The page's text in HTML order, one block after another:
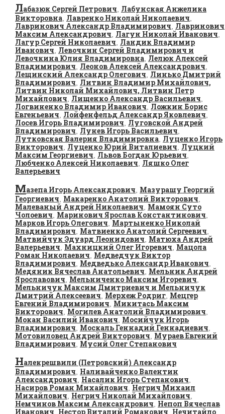
Лабазюк Сергей Петрович, Лабунская Анжелика
Викторовна, Лавренко Николай Николаевич,
Лавринович Александр Владимирович, Лавринович
Максим Александрович, Лагун Николай Иванович,
Лагур Сергей Николаевич, Ландик Владимир
Иванович, Левочкин Сергей Владимирович и
Левочкина Юлия Владимировна, Лелюк Алексей
Владимирович, Леонов Алексей Александрович,
Лещинский Александр Олегович, Линько Дмитрий
Владимирович, Литвин Владимир Михайлович,
Литвин Николай Михайлович, Литвин Петр
Михайлович, Лищенко Александр Васильевич,
Логвиненко Владимир Иванович, Ложкин Борис
Евгеньевич, Лойфенфельд Александр Яковлевич,
Лосев Игорь Владимирович, Луговской Андрей
Владимирович, Лунев Игорь Васильевич,
Лутковская Валерия Владимировна, Луценко Игорь
Викторович, Луценко Юрий Виталиевич, Луцкий
Максим Георгиевич, Львов Богдан Юрьевич,
Любченко Алексей Николаевич, Ляшко Олег
Валерьевич
Мазепа Игорь Александрович, Мазурашу Георгий
Георгиевич, Макаренко Анатолий Викторович,
Малеваный Андрей Николаевич, Мамоян Суто
Чолоевич, Маринович Ярослав Константинович,
Марков Игорь Олегович, Мартыненко Николай
Владимирович, Матвиенко Анатолий Сергеевич,
Матвийчук Эдуард Леонидович, Матюха Андрей
Валерьевич, Махницкий Олег Игоревич, Мацола
Роман Николаевич, Медведчук Виктор
Владимирович, Медведько Александр Иванович,
Медяник Вячеслав Анатольевич, Мельник Андрей
Ярославович, Мельниченко Максим Игоревич,
Мельничук Максим Дмитриевич и Мельничук
Дмитрий Алексеевич, Мерхеж Родриг, Мецгер
Евгений Владимирович, Микитась Максим
Викторович, Могилев Анатолий Владимирович,
Мокан Василий Иванович, Мосийчук Игорь
Владимирович, Москаль Геннадий Геннадиевич,
Мотовиловец Андрей Викторович, Мураев Евгений
Владимирович, Мусий Олег Степанович
Налекрешвили (Петровский) Александр
Владимирович, Наливайченко Валентин
Александрович, Насалик Игорь Степанович,
Насиров Роман Михайлович, Негрич Михаил
Михайлович, Негрич Николай Михайлович,
Немчинов Максим Александрович, Непоп Вячеслав
Иванович Нестор Виталий Романович Нечитайло